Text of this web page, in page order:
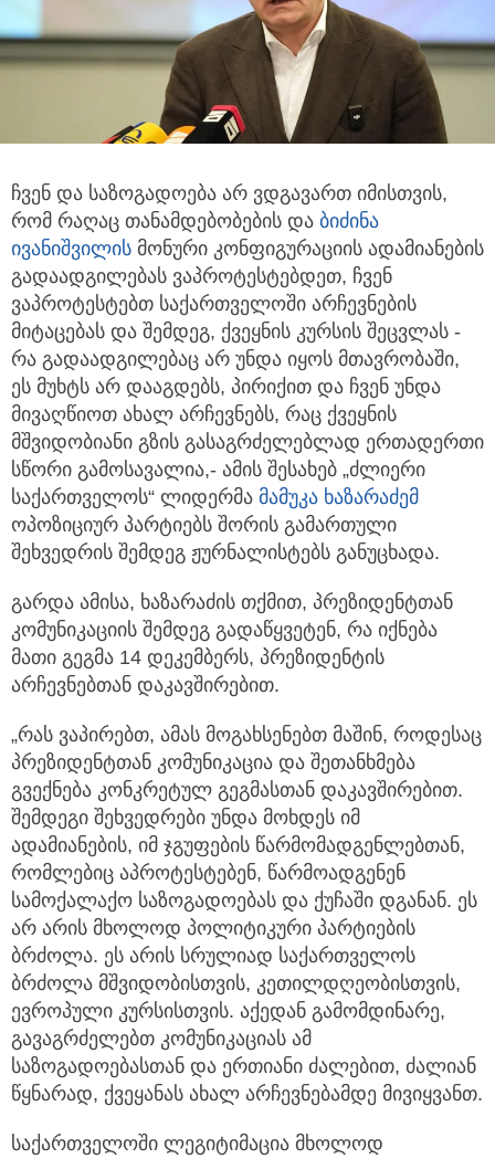
ჩვენ და საზოგადოება არ ვდგავართ იმისთვის,
რომ რაღაც თანამდებობების და ბიძინა
ივანიშვილის მონური კონფიგურაციის ადამიანების
გადაადგილებას ვაპროტესტებდეთ, ჩვენ
ვაპროტესტებთ საქართველოში არჩევნების
მიტაცებას და შემდეგ, ქვეყნის კურსის შეცვლას -
რა გადაადგილებაც არ უნდა იყოს მთავრობაში,
ეს მუხტს არ დააგდებს, პირიქით და ჩვენ უნდა
მივაღწიოთ ახალ არჩევნებს, რაც ქვეყნის
მშვიდობიანი გზის გასაგრძელებლად ერთადერთი
სწორი გამოსავალია,- ამის შესახებ „ძლიერი
საქართველოს“ ლიდერმა მამუკა ხაზარაძემ
ოპოზიციურ პარტიებს შორის გამართული
შეხვედრის შემდეგ ჟურნალისტებს განუცხადა.
გარდა ამისა, ხაზარაძის თქმით, პრეზიდენტთან
კომუნიკაციის შემდეგ გადაწყვეტენ, რა იქნება
მათი გეგმა 14 დეკემბერს, პრეზიდენტის
არჩევნებთან დაკავშირებით.
„რას ვაპირებთ, ამას მოგახსენებთ მაშინ, როდესაც
პრეზიდენტთან კომუნიკაცია და შეთანხმება
გვექნება კონკრეტულ გეგმასთან დაკავშირებით.
შემდეგი შეხვედრები უნდა მოხდეს იმ
ადამიანების, იმ ჯგუფების წარმომადგენლებთან,
რომლებიც აპროტესტებენ, წარმოადგენენ
სამოქალაქო საზოგადოებას და ქუჩაში დგანან. ეს
არ არის მხოლოდ პოლიტიკური პარტიების
ბრძოლა. ეს არის სრულიად საქართველოს
ბრძოლა მშვიდობისთვის, კეთილდღეობისთვის,
ევროპული კურსისთვის. აქედან გამომდინარე,
გავაგრძელებთ კომუნიკაციას ამ
საზოგადოებასთან და ერთიანი ძალებით, ძალიან
წყნარად, ქვეყანას ახალ არჩევნებამდე მივიყვანთ.
საქართველოში ლეგიტიმაცია მხოლოდ